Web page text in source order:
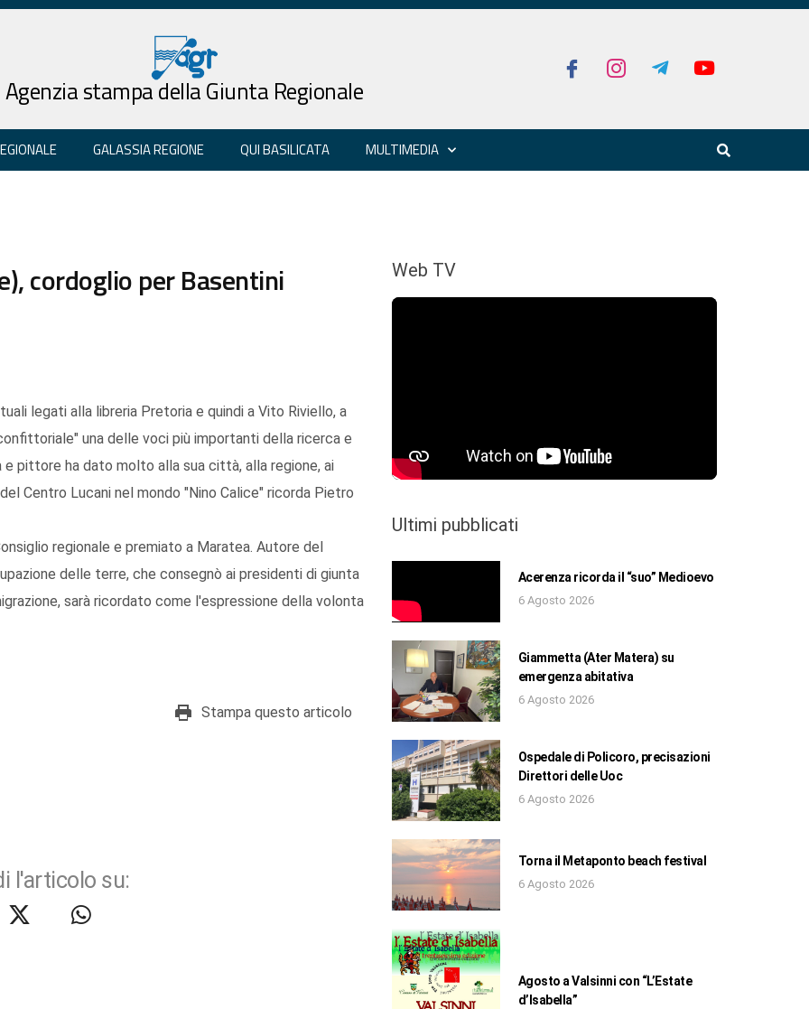
Agenzia stampa della Giunta Regionale
GALASSIA REGIONE QUI BASILICATA MULTIMEDIA
cordoglio per Basentini
legati alla libreria Pretoria e quindi a Vito Riviello, a
una delle voci più importanti della ricerca e
pittore ha dato molto alla sua città, alla regione, ai
Centro Lucani nel mondo "Nino Calice" ricorda Pietro
regionale e premiato a Maratea. Autore del
delle terre, che consegnò ai presidenti di giunta
sarà ricordato come l'espressione della volonta
Stampa questo articolo
l'articolo su:
Web TV
Ultimi pubblicati
Acerenza ricorda il “suo” Medioevo
6 Agosto 2026
Giammetta (Ater Matera) su
emergenza abitativa
6 Agosto 2026
Ospedale di Policoro, precisazioni
Direttori delle Uoc
6 Agosto 2026
Torna il Metaponto beach festival
6 Agosto 2026
Agosto a Valsinni con “L’Estate
d’Isabella”